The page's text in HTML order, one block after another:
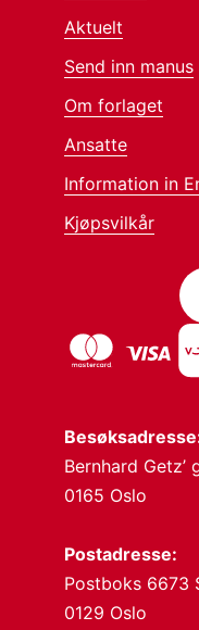
Bernhard Getz’
0165 Oslo
Postadresse:
Postboks 6673
0129 Oslo
Aktuelt
Send inn manus
Om forlaget
Ansatte
Information in
Kjøpsvilkår